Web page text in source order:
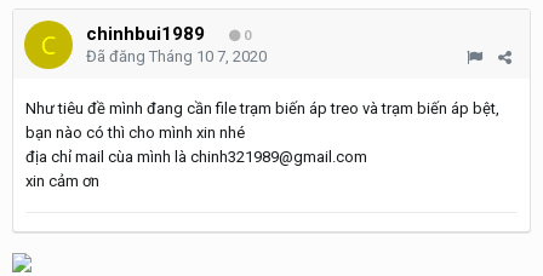
chinhbui1989 0
Đã đăng Tháng 10 7, 2020
Như tiêu đề mình đang cần file trạm biến áp treo và trạm biến áp bệt,
bạn nào có thì cho mình xin nhé
địa chỉ mail cùa mình là chinh321989@gmail.com
xin cảm ơn